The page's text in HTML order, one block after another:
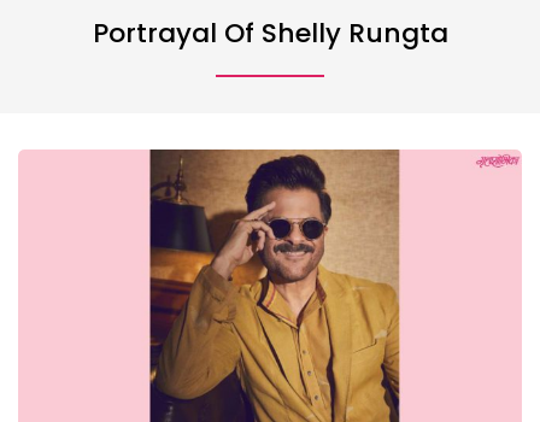
Portrayal Of Shelly Rungta